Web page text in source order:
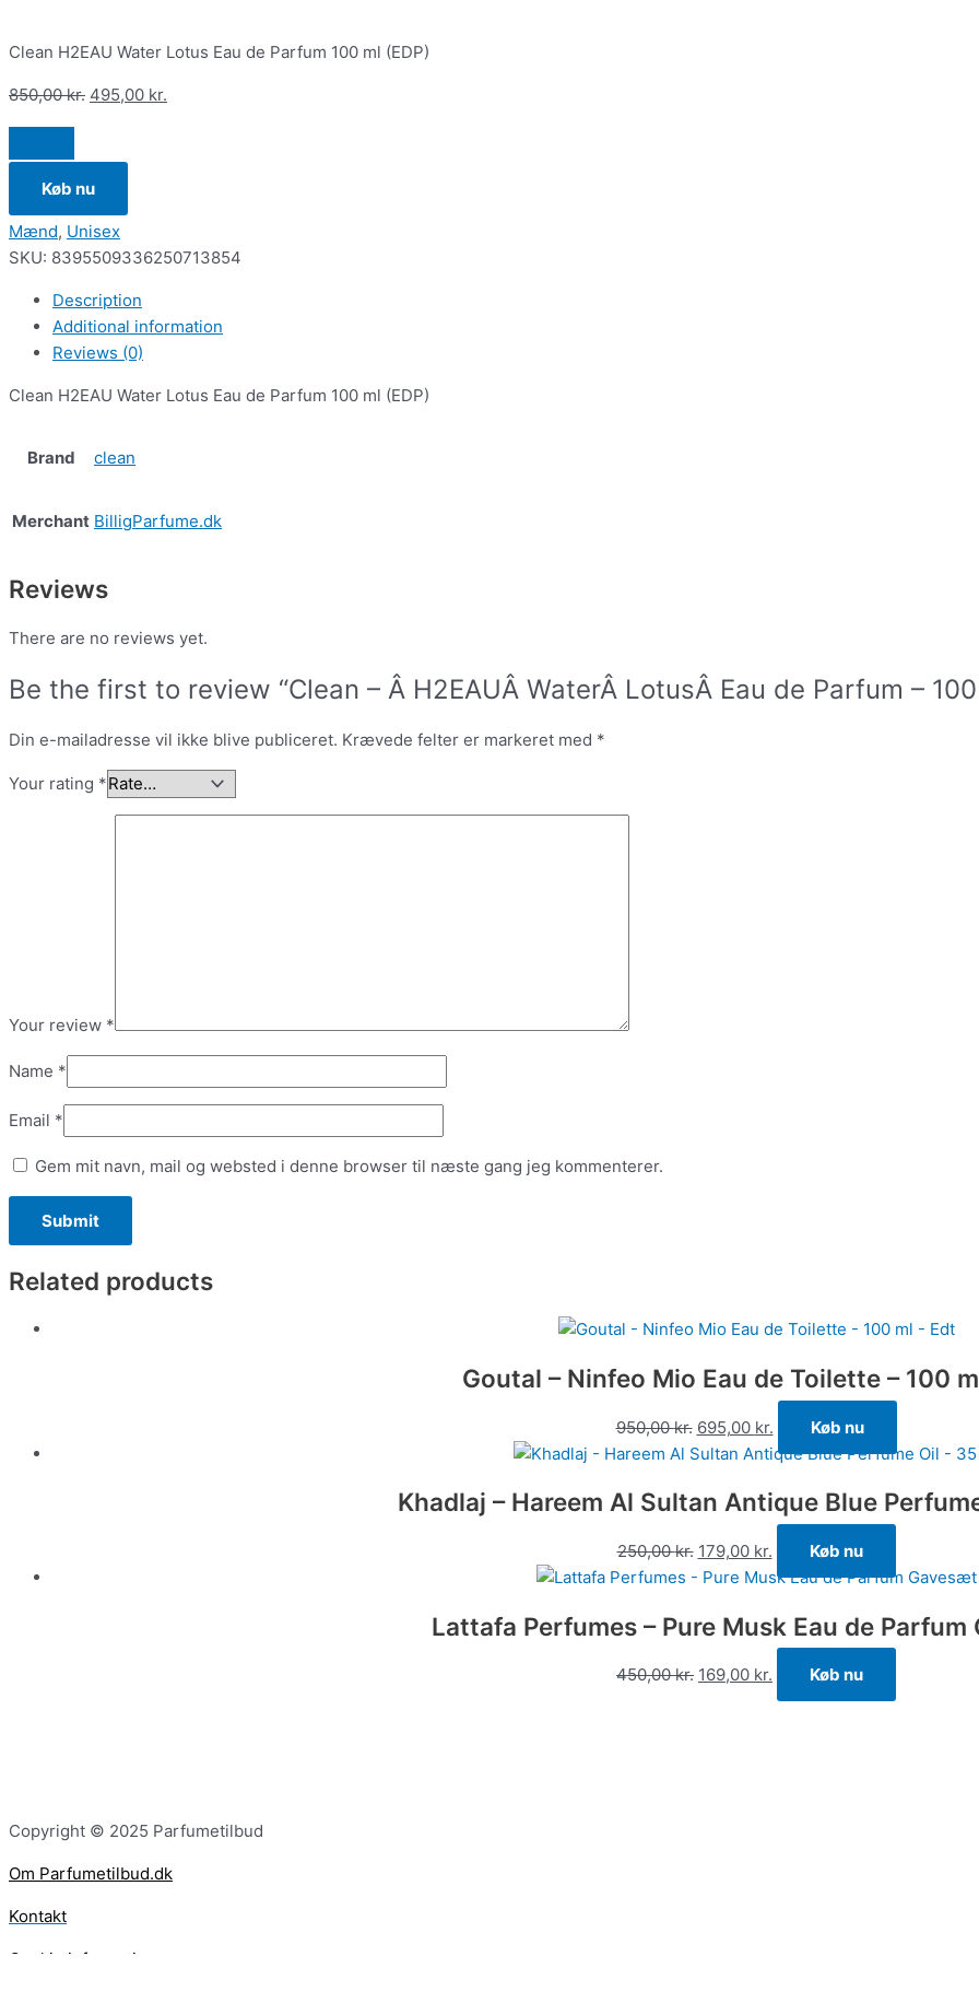
Clean H2EAU Water Lotus Eau de Parfum 100 ml (EDP)
850,00kr. 495,00 kr.
Køb nu
Mænd, Unisex
SKU: 8395509336250713854
Description
Additional information
Reviews (0)
Clean H2EAU Water Lotus Eau de Parfum 100 ml (EDP)
Brand clean
Merchant BilligParfume.dk
Reviews
There are no reviews yet.
Be the first to review “Clean – Â H2EAUÂ WaterÂ LotusÂ Eau de Parfum – 100
Din e-mailadresse vil ikke blive publiceret. Krævede felter er markeret med *
Your rating *
Your review *
Name *
Email *
Gem mit navn, mail og websted i denne browser til næste gang jeg kommenterer.
Related products
Goutal – Ninfeo Mio Eau de Toilette – 100
950,00kr. 695,00 kr. Køb nu
Khadlaj – Hareem Al Sultan Antique Blue
250,00kr. 179,00 kr. Køb nu
Lattafa Perfumes – Pure Musk Eau de
450,00kr. 169,00 kr. Køb nu
Copyright © 2025 Parfumetilbud
Om Parfumetilbud.dk
Kontakt
Cookie information